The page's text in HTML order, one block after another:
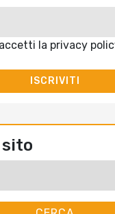
la privacy
sito